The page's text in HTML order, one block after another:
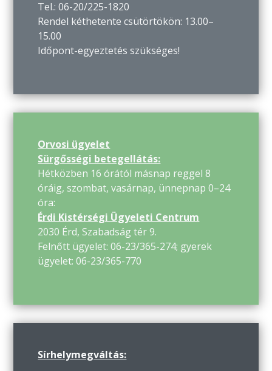
Tel.: 06-20/225-1820
Rendel kéthetente csütörtökön: 13.00–
15.00
Időpont-egyeztetés szükséges!
Orvosi ügyelet
Sürgősségi betegellátás:
Hétközben 16 órától másnap reggel 8
óráig, szombat, vasárnap, ünnepnap 0–24
óra:
Érdi Kistérségi Ügyeleti Centrum
2030 Érd, Szabadság tér 9.
Felnőtt ügyelet: 06-23/365-274; gyerek
ügyelet: 06-23/365-770
Sírhelymegváltás: